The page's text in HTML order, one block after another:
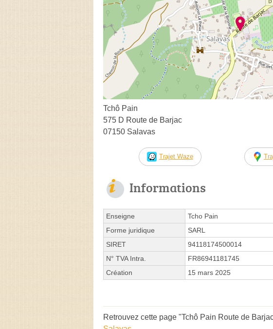
Tchô Pain
575 D Route de Barjac
07150 Salavas
Trajet Waze
Informations
Enseigne
Tcho Pain
Forme juridique
SARL
SIRET
94118174500014
N° TVA Intra.
FR86941181745
Création
15 mars 2025
Retrouvez cette page "Tchô Pain Route de